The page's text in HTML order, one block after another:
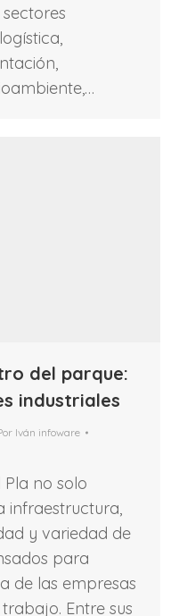
del parque:
industriales
Iván infoware
Pla no solo
infraestructura,
y variedad de
para
de las empresas
Entre sus